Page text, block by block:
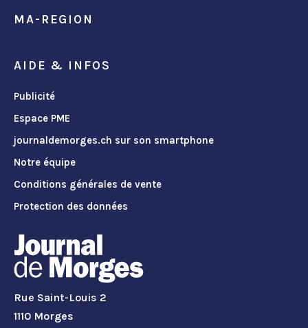
MA-REGION
AIDE & INFOS
Publicité
Espace PME
journaldemorges.ch sur son smartphone
Notre équipe
Conditions générales de vente
Protection des données
Rue Saint-Louis 2
1110 Morges